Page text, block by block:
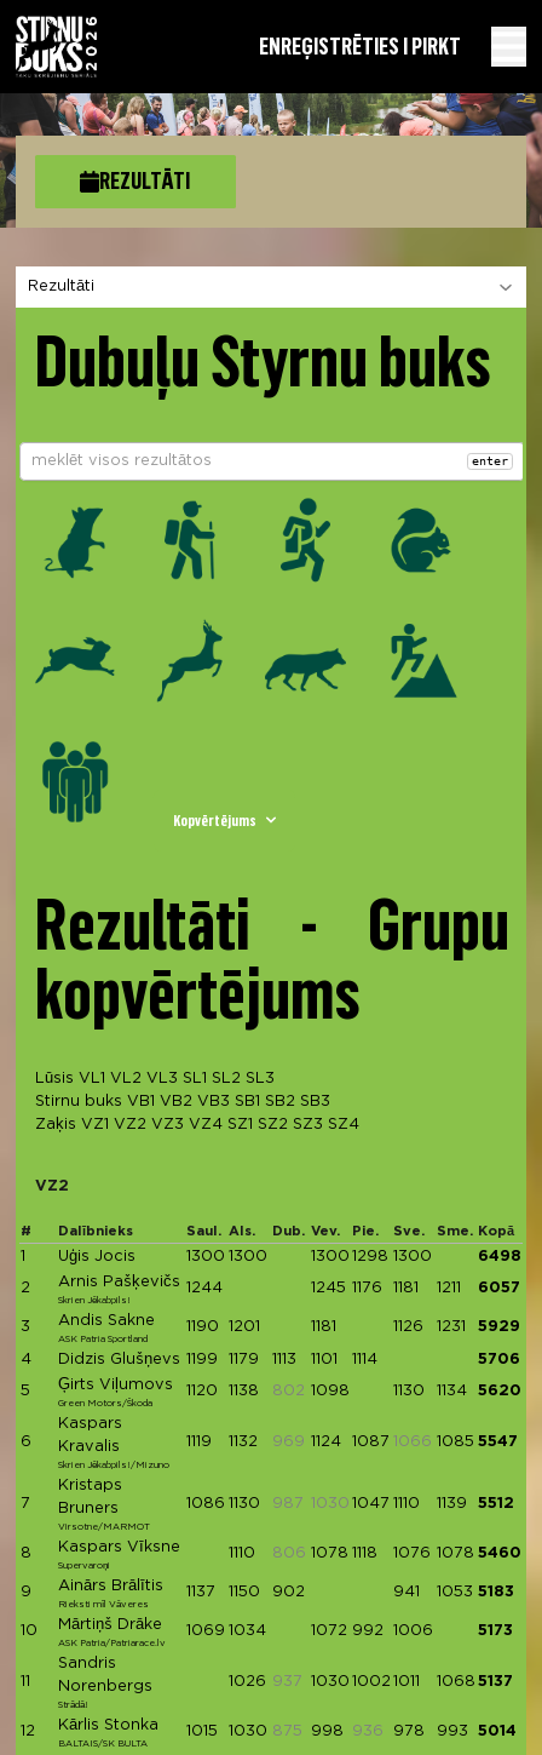
ENREĢISTRĒTIES I PIRKT
REZULTĀTI
Izvēlies sadaļu
Dubuļu Styrnu buks
enter
Kopvērtējums
Rezultāti - Grupu
kopvērtējums
Lūsis VL1 VL2 VL3 SL1 SL2 SL3
Stirnu buks VB1 VB2 VB3 SB1 SB2 SB3
Zaķis VZ1 VZ2 VZ3 VZ4 SZ1 SZ2 SZ3 SZ4
VZ2
# Dalībnieks Saul. Als. Dub. Vev. Pie. Sve. Sme. Kopā
1 Uģis Jocis 1300 1300 1300 1298 1300 6498
2 Arnis Pašķevičs
Skrien Jēkabpils!
1244 1245 1176 1181 1211 6057
3 Andis Sakne
ASK Patria Sportland
1190 1201 1181 1126 1231 5929
4 Didzis Glušņevs 1199 1179 1113 1101 1114 5706
5 Ģirts Viļumovs
Green Motors/Škoda
1120 1138 802 1098 1130 1134 5620
6
Kaspars
Kravalis
Skrien Jēkabpils!/Mizuno
1119 1132 969 1124 1087 1066 1085 5547
7
Kristaps
Bruners
Virsotne/MARMOT
1086 1130 987 1030 1047 1110 1139 5512
8 Kaspars Vīksne
Supervaroņi
1110 806 1078 1118 1076 1078 5460
9 Ainārs Brālītis
Rieksti mīl Vāveres
1137 1150 902 941 1053 5183
10 Mārtiņš Drāke
ASK Patria/Patriarace.lv
1069 1034 1072 992 1006 5173
11
Sandris
Norenbergs
Strādā!
1026 937 1030 1002 1011 1068 5137
12 Kārlis Stonka
BALTAIS/SK BULTA
1015 1030 875 998 936 978 993 5014